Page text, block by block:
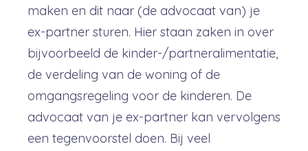
maken en dit naar (de advocaat van) je
ex-partner sturen. Hier staan zaken in over
bijvoorbeeld de kinder-/partneralimentatie,
de verdeling van de woning of de
omgangsregeling voor de kinderen. De
advocaat van je ex-partner kan vervolgens
een tegenvoorstel doen. Bij veel